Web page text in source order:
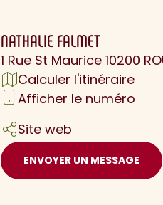
NATHALIE FALMET
1 Rue St Maurice 10200
Calculer l'itinéraire
Afficher le numéro
Site web
ENVOYER UN MESSAGE